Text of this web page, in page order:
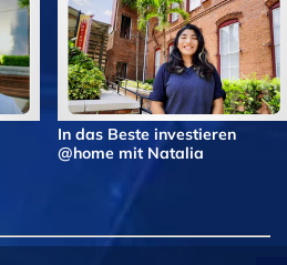
In das Beste investieren
@home mit Natalia